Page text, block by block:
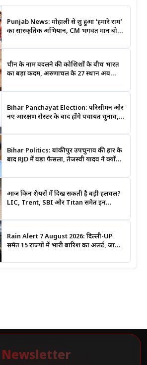
Punjab News: मोहाली से शुरू हुआ ‘हमारे राम’
का सांस्कृतिक अभियान, CM भगवंत मान बोले-
चीन के नाम बदलने की कोशिशों के बीच भारत
का बड़ा कदम, अरुणाचल के 27 स्थान अब
Bihar Panchayat Election: परिसीमन और
नए आरक्षण रोस्टर के बाद होंगे पंचायत चुनाव,
Bihar Politics: बांकीपुर उपचुनाव की हार के
बाद RJD में बड़ा फैसला, तेजस्वी यादव ने क्यों
आज किन शेयरों में दिख सकती है बड़ी हलचल?
LIC, Trent, SBI और Titan समेत इन
Rain Alert 7 August 2026: दिल्ली-UP
समेत 15 राज्यों में भारी बारिश का अलर्ट, जानिए
Newsletter